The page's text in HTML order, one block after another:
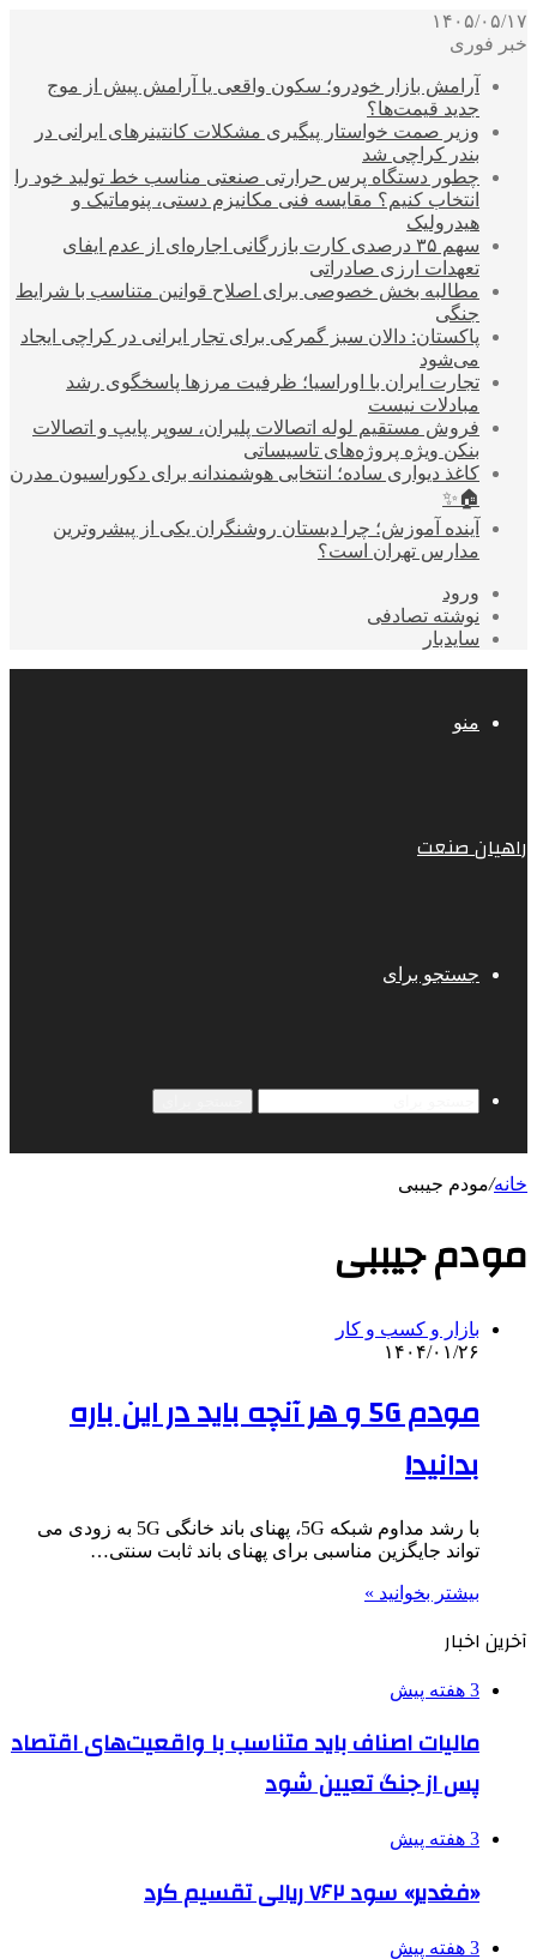
۱۴۰۵/۰۵/۱۷
خبر فوری
آرامش بازار خودرو؛ سکون واقعی یا آرامش پیش از موج
جدید قیمت‌ها؟
وزیر صمت خواستار پیگیری مشکلات کانتینرهای ایرانی در
بندر کراچی شد
چطور دستگاه پرس حرارتی صنعتی مناسب خط تولید خود را
انتخاب کنیم؟ مقایسه فنی مکانیزم دستی، پنوماتیک و
هیدرولیک
سهم ۳۵ درصدی کارت بازرگانی اجاره‌ای از عدم ایفای
تعهدات ارزی صادراتی
مطالبه بخش خصوصی برای اصلاح قوانین متناسب با شرایط
جنگی
پاکستان: دالان سبز گمرکی برای تجار ایرانی در کراچی ایجاد
می‌شود
تجارت ایران با اوراسیا؛ ظرفیت مرزها پاسخگوی رشد
مبادلات نیست
فروش مستقیم لوله اتصالات پلیران، سوپر پایپ و اتصالات
بنکن ویژه پروژه‌های تاسیساتی
کاغذ دیواری ساده؛ انتخابی هوشمندانه برای دکوراسیون مدرن
🏠✨
آینده آموزش؛ چرا دبستان روشنگران یکی از پیشروترین
مدارس تهران است؟
ورود
نوشته تصادفی
سایدبار
منو
راهیان صنعت
جستجو برای
خانه/مودم جیببی
مودم جیببی
بازار و کسب و کار
۱۴۰۴/۰۱/۲۶
مودم 5G و هر آنچه باید در این باره
بدانید!
با رشد مداوم شبکه 5G، پهنای باند خانگی 5G به زودی می
تواند جایگزین مناسبی برای پهنای باند ثابت سنتی…
بیشتر بخوانید »
آخرین اخبار
3 هفته پیش
مالیات اصناف باید متناسب با واقعیت‌های اقتصاد
پس از جنگ تعیین شود
3 هفته پیش
«فغدیر» سود ۷۶۲ ریالی تقسیم کرد
3 هفته پیش